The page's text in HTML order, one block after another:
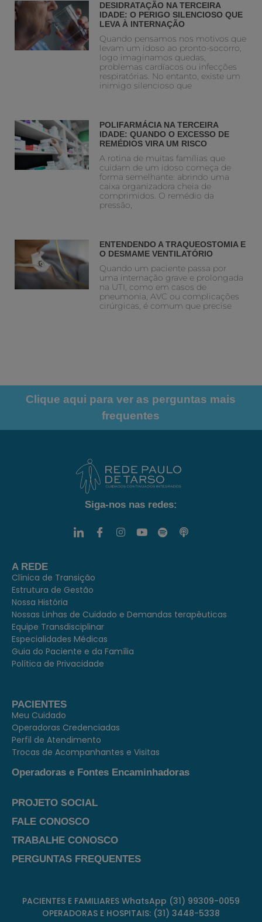
DESIDRATAÇÃO NA TERCEIRA
IDADE: O PERIGO SILENCIOSO QUE
LEVA À INTERNAÇÃO
Quando pensamos nos motivos que
levam um idoso ao pronto-socorro,
logo imaginamos quedas,
problemas cardíacos ou infecções
respiratórias. No entanto, existe um
inimigo silencioso que
POLIFARMÁCIA NA TERCEIRA
IDADE: QUANDO O EXCESSO DE
REMÉDIOS VIRA UM RISCO
A rotina de muitas famílias que
cuidam de um idoso começa de
forma semelhante: abrindo uma
caixa organizadora cheia de
comprimidos. O remédio da
pressão,
ENTENDENDO A TRAQUEOSTOMIA E
O DESMAME VENTILATÓRIO
Quando um paciente passa por
uma internação grave e prolongada
na UTI, como em casos de
pneumonia, AVC ou complicações
cirúrgicas, é comum que precise
Clique aqui para ver as perguntas mais
frequentes
Siga-nos nas redes:
A REDE
Clínica de Transição
Estrutura de Gestão
Nossa História
Nossas Linhas de Cuidado e Demandas terapêuticas
Equipe Transdisciplinar
Especialidades Médicas
Guia do Paciente e da Família
Política de Privacidade
PACIENTES
Meu Cuidado
Operadoras Credenciadas
Perfil de Atendimento
Trocas de Acompanhantes e Visitas
Operadoras e Fontes Encaminhadoras
PROJETO SOCIAL
FALE CONOSCO
TRABALHE CONOSCO
PERGUNTAS FREQUENTES
PACIENTES E FAMILIARES WhatsApp (31) 99309-0059
OPERADORAS E HOSPITAIS: (31) 3448-5338